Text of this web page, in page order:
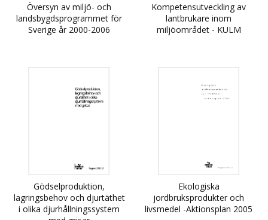
Översyn av miljö- och
landsbygdsprogrammet för
Sverige år 2000-2006
Kompetensutveckling av
lantbrukare inom
miljöområdet - KULM
Gödselproduktion,
lagringsbehov och djurtäthet
i olika djurhållningssystem
Ekologiska
jordbruksprodukter och
livsmedel -Aktionsplan 2005